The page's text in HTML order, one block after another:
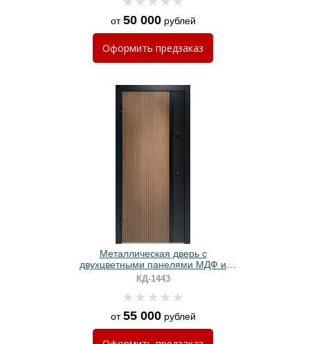
от50 000рублей
Оформить предзаказ
Металлическая дверь с
двухцветными панелями МДФ и
бугельной ручкой
КД-1443
от55 000рублей